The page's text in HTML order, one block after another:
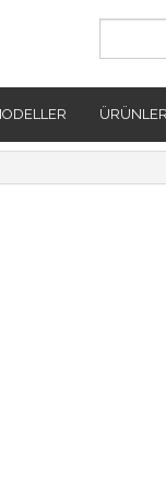
ÜRÜNLER